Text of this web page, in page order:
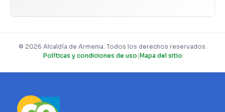
© 2026 Alcaldía de Armenia. Todos los derechos reservados.
Políticas y condiciones de uso |Mapa del sitio